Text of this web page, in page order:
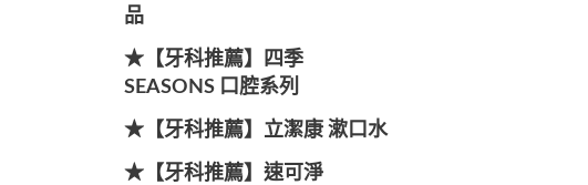
品
★【牙科推薦】四季
SEASONS 口腔系列
★【牙科推薦】立潔康 漱口水
★【牙科推薦】速可淨